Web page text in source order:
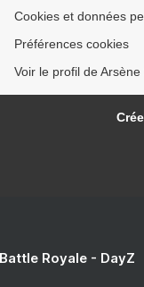
Cookies et données
Préférences cookies
Voir le profil de
Royale - DayZ